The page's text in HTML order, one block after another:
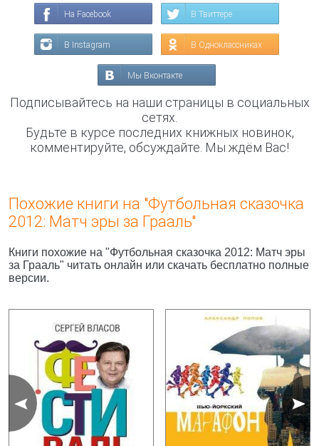
На Facebook В Твиттере
В Instagram В Одноклассниках
Мы Вконтакте
Подписывайтесь на наши страницы в социальных
сетях.
Будьте в курсе последних книжных новинок,
комментируйте, обсуждайте. Мы ждём Вас!
Похожие книги на "Футбольная сказочка
2012: Матч эры за Грааль"
Книги похожие на "Футбольная сказочка 2012: Матч эры
за Грааль" читать онлайн или скачать бесплатно полные
версии.